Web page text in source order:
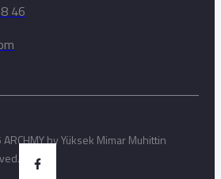
46
by Yüksek Mimar Muhittin